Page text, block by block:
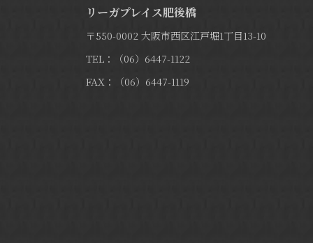
リーガプレイス肥後橋
〒550-0002 大阪市西区江戸堀1丁目13-10
TEL：（06）6447-1122
FAX：（06）6447-1119